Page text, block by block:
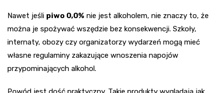
Nawet jeśli piwo 0,0% nie jest alkoholem, nie znaczy to, że
można je spożywać wszędzie bez konsekwencji. Szkoły,
internaty, obozy czy organizatorzy wydarzeń mogą mieć
własne regulaminy zakazujące wnoszenia napojów
przypominających alkohol.